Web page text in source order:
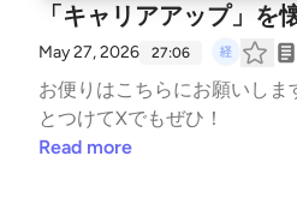
「キャリアアップ」を
May 27, 2026 27:06
お便りは⁠⁠⁠⁠⁠⁠⁠⁠こちら⁠⁠⁠⁠⁠⁠⁠⁠にお願いしま
とつけてXでもぜひ！
Read more